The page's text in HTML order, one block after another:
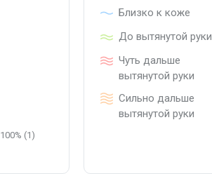
100% (1)
Близко к коже
До вытянутой руки
Чуть дальше
вытянутой руки
Сильно дальше
вытянутой руки